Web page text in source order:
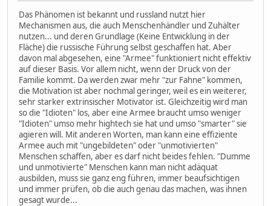
Das Phänomen ist bekannt und russland nutzt hier
Mechanismen aus, die auch Menschenhändler und Zuhälter
nutzen... und deren Grundlage (Keine Entwicklung in der
Fläche) die russische Führung selbst geschaffen hat. Aber
davon mal abgesehen, eine "Armee" funktioniert nicht effektiv
auf dieser Basis. Vor allem nicht, wenn der Druck von der
Familie kommt. Da werden zwar mehr "zur Fahne" kommen,
die Motivation ist aber nochmal geringer, weil es ein weiterer,
sehr starker extrinsischer Motivator ist. Gleichzeitig wird man
so die "Idioten" los, aber eine Armee braucht umso weniger
"Idioten" umso mehr hightech sie hat und umso "smarter" sie
agieren will. Mit anderen Worten, man kann eine effiziente
Armee auch mit "ungebildeten" oder "unmotivierten"
Menschen schaffen, aber es darf nicht beides fehlen. "Dumme
und unmotivierte" Menschen kann man nicht adäquat
ausbilden, muss sie ganz eng führen, immer beaufsichtigen
und immer prüfen, ob die auch genau das machen, was ihnen
gesagt wurde...